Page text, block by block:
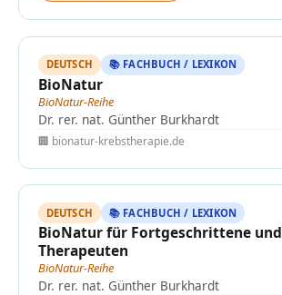
DEUTSCH 📚 FACHBUCH / LEXIKON
BioNatur
BioNatur-Reihe
Dr. rer. nat. Günther Burkhardt
🏢 bionatur-krebstherapie.de
DEUTSCH 📚 FACHBUCH / LEXIKON
BioNatur für Fortgeschrittene und
Therapeuten
BioNatur-Reihe
Dr. rer. nat. Günther Burkhardt